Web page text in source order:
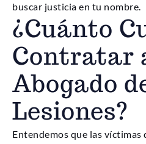
buscar justicia en tu nombre.
¿Cuánto
Contratar
Abogado
Lesiones?
Entendemos que las víctimas